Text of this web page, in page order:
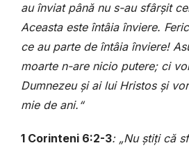
au înviat până nu s-au sfârșit
Aceasta este întâia înviere.
ce au parte de întâia înviere!
moarte n-are nicio putere; ci
Dumnezeu și ai lui Hristos și
mie de ani.“
1 Corinteni 6:2-3: „Nu știți că